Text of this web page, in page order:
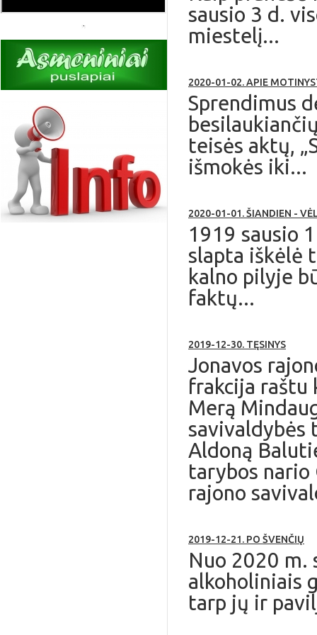
sausio 3 d.
miestelį...
2020-01-02. APIE
Sprendimus
teisės aktų,
išmokės iki...
2020-01-01. ŠIANDIEN -
1919 sausio
slapta iškėlė
kalno pilyje
faktų...
2019-12-30. TĘSINYS
Jonavos
frakcija raštu
Merą
savivaldybės
Aldoną
tarybos
rajono
2019-12-21. PO ŠVENČIŲ
Nuo 2020 m.
alkoholiniais
tarp jų ir